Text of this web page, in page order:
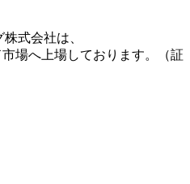
式会社は、
場へ上場しております。（証